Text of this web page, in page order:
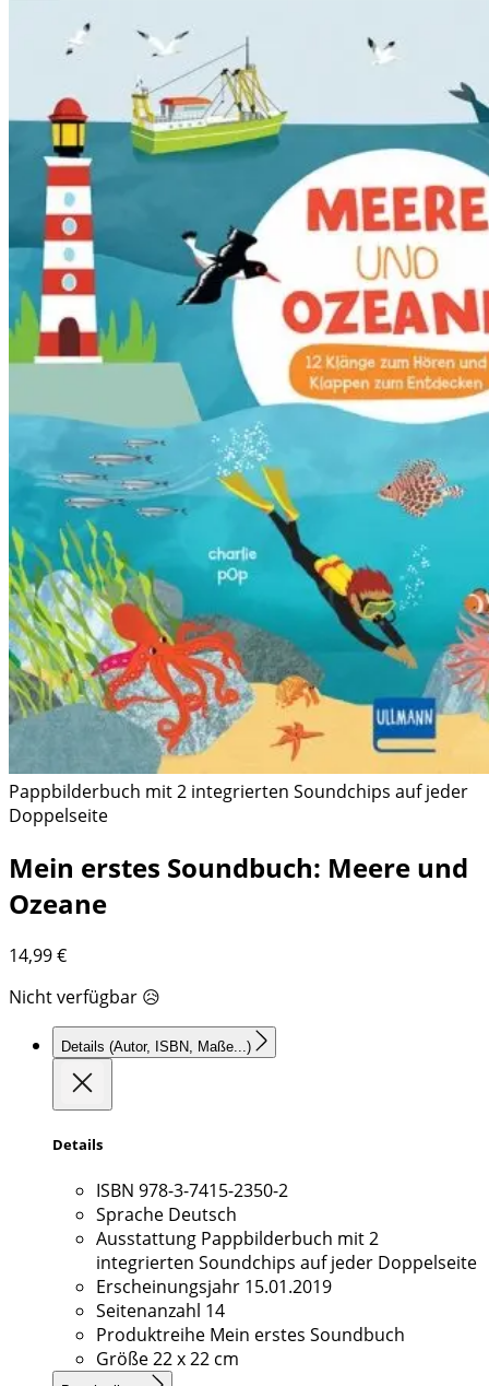
Pappbilderbuch mit 2 integrierten Soundchips auf jeder
Doppelseite
Mein erstes Soundbuch: Meere und
Ozeane
14,99€
Nicht verfügbar 😥
Details (Autor, ISBN, Maße...)
Details
ISBN 978-3-7415-2350-2
Sprache Deutsch
Ausstattung Pappbilderbuch mit 2
integrierten Soundchips auf jeder Doppelseite
Erscheinungsjahr 15.01.2019
Seitenanzahl 14
Produktreihe Mein erstes Soundbuch
Größe22 x 22 cm